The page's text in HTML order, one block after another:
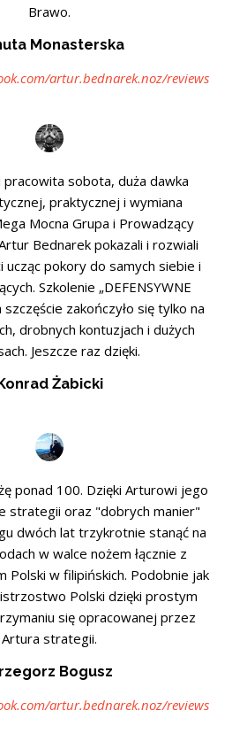
Brawo.
Monasterska
artur.bednarek.noz/reviews
pracowita sobota, duża dawka
praktycznej i wymiana
Mocna Grupa i Prowadzący
Bednarek pokazali i rozwiali
ucząc pokory do samych siebie i
Szkolenie „DEFENSYWNE
szczęście zakończyło się tylko na
drobnych kontuzjach i dużych
Jeszcze raz dzięki.
Żabicki
ponad 100. Dzięki Arturowi jego
strategii oraz "dobrych manier"
dwóch lat trzykrotnie stanąć na
w walce nożem łącznie z
w filipińskich. Podobnie jak
Polski dzięki prostym
się opracowanej przez
Artura strategii.
Bogusz
artur.bednarek.noz/reviews